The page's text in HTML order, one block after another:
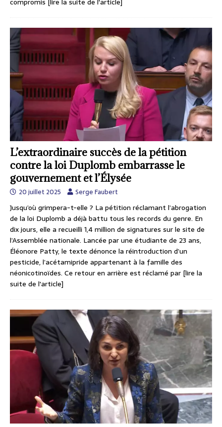
L’extraordinaire succès de la pétition
contre la loi Duplomb embarrasse le
gouvernement et l’Élysée
20 juillet 2025 Serge Faubert
Jusqu’où grimpera-t-elle ? La pétition réclamant l’abrogation
de la loi Duplomb a déjà battu tous les records du genre. En
dix jours, elle a recueilli 1,4 million de signatures sur le site de
l’Assemblée nationale. Lancée par une étudiante de 23 ans,
Éléonore Patty, le texte dénonce la réintroduction d’un
pesticide, l’acétamipride appartenant à la famille des
néonicotinoïdes. Ce retour en arrière est réclamé par [lire la
suite de l'article]